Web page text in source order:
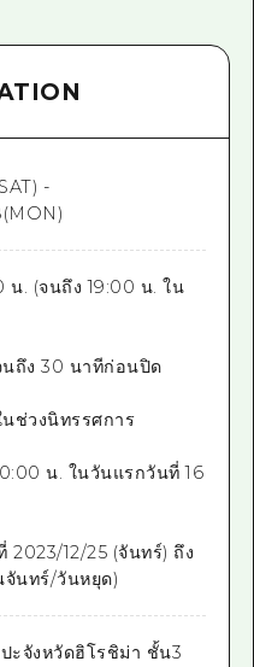
-
น. (จนถึง 19:00 น. ใน
ถึง 30 นาทีก่อนปิด
ช่วงนิทรรศการ
น. ในวันแรกวันที่ 16
2023/12/25 (จันทร์) ถึง
จันทร์/วันหยุด)
จังหวัดฮิโรชิม่า ชั้น3